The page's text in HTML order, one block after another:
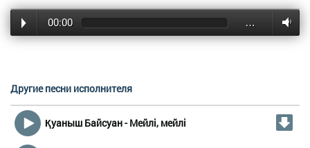
00:00 …
Другие песни исполнителя
Қуаныш Байсуан - Мейлі, мейлі